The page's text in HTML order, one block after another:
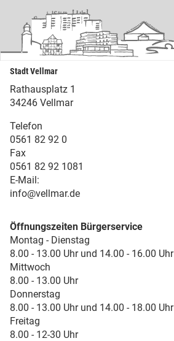
Stadt Vellmar
Rathausplatz 1
34246 Vellmar
Telefon
0561 82 92 0
Fax
0561 82 92 1081
E-Mail:
info@vellmar.de
Öffnungszeiten Bürgerservice
Montag - Dienstag
8.00 - 13.00 Uhr und 14.00 - 16.00 Uhr
Mittwoch
8.00 - 13.00 Uhr
Donnerstag
8.00 - 13.00 Uhr und 14.00 - 18.00 Uhr
Freitag
8.00 - 12-30 Uhr